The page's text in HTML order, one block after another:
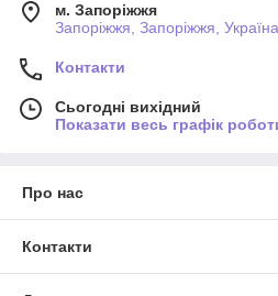
м. Запоріжжя
Запоріжжя, Запоріжжя, Україна
Контакти
Сьогодні вихідний
Показати весь графік
Про нас
Контакти